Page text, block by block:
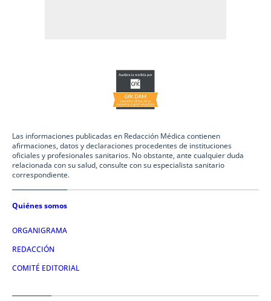
Las informaciones publicadas en Redacción Médica contienen
afirmaciones, datos y declaraciones procedentes de instituciones
oficiales y profesionales sanitarios. No obstante, ante cualquier duda
relacionada con su salud, consulte con su especialista sanitario
correspondiente.
Quiénes somos
ORGANIGRAMA
REDACCIÓN
COMITÉ EDITORIAL